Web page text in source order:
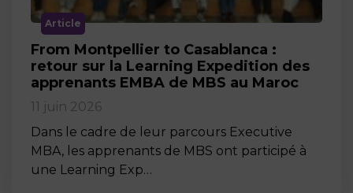
Article
From Montpellier to Casablanca :
retour sur la Learning Expedition des
apprenants EMBA de MBS au Maroc
11 juin 2026
Dans le cadre de leur parcours Executive
MBA, les apprenants de MBS ont participé à
une Learning Exp…